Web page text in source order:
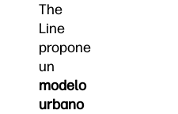
The
Line
propone
un
modelo
urbano